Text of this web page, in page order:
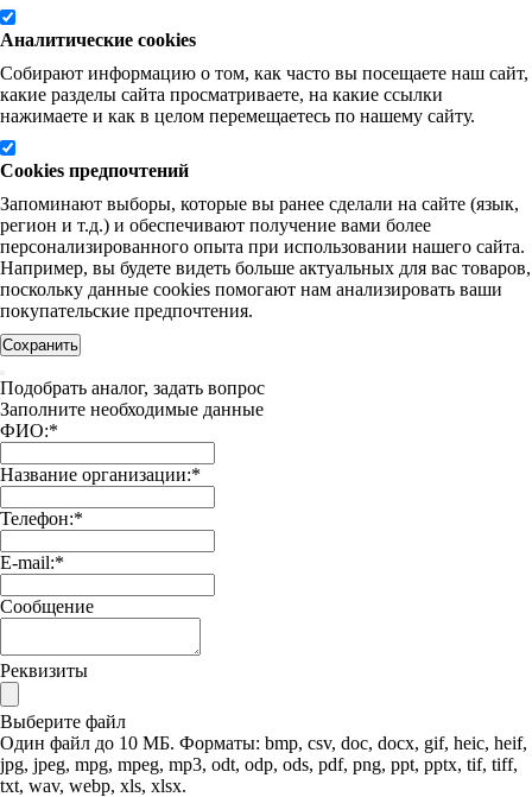
Аналитические cookies
Собирают информацию о том, как часто вы посещаете наш сайт,
какие разделы сайта просматриваете, на какие ссылки
нажимаете и как в целом перемещаетесь по нашему сайту.
Cookies предпочтений
Запоминают выборы, которые вы ранее сделали на сайте (язык,
регион и т.д.) и обеспечивают получение вами более
персонализированного опыта при использовании нашего сайта.
Например, вы будете видеть больше актуальных для вас товаров,
поскольку данные cookies помогают нам анализировать ваши
покупательские предпочтения.
Сохранить
Подобрать аналог, задать вопрос
Заполните необходимые данные
ФИО:*
Название организации:*
Телефон:*
E-mail:*
Сообщение
Реквизиты
Выберите файл
Один файл до 10 МБ. Форматы: bmp, csv, doc, docx, gif, heic, heif,
jpg, jpeg, mpg, mpeg, mp3, odt, odp, ods, pdf, png, ppt, pptx, tif, tiff,
txt, wav, webp, xls, xlsx.